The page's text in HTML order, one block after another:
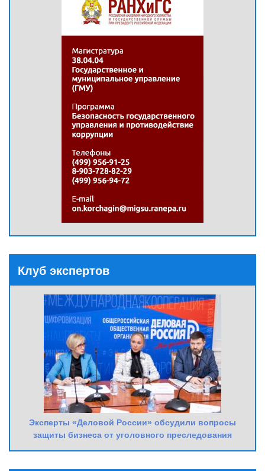
Клуб экспертов
Эксперты «Деловой России» обсудили вопросы
защиты бизнеса от уголовного преследования